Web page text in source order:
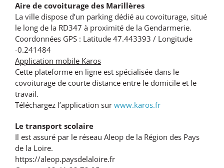
Aire de covoiturage des Marillères
La ville dispose d’un parking dédié au covoiturage, situé
le long de la RD347 à proximité de la Gendarmerie.
Coordonnées GPS : Latitude 47.443393 / Longitude
-0.241484
Application mobile Karos
Cette plateforme en ligne est spécialisée dans le
covoiturage de courte distance entre le domicile et le
travail.
Téléchargez l’application sur www.karos.fr
Le transport scolaire
Il est assuré par le réseau Aleop de la Région des Pays
de la Loire.
https://aleop.paysdelaloire.fr